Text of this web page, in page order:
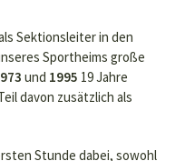
Sektionsleiter in den
Sportheims große
und 1995 19 Jahre
davon zusätzlich als
Stunde dabei, sowohl